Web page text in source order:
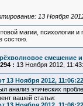
13 Ноября
магии, психологии
состою.
смешение и
: 13 Ноября 2012,
13 Ноября 2012, 11:06:22
анализ этических
вашей статьи: